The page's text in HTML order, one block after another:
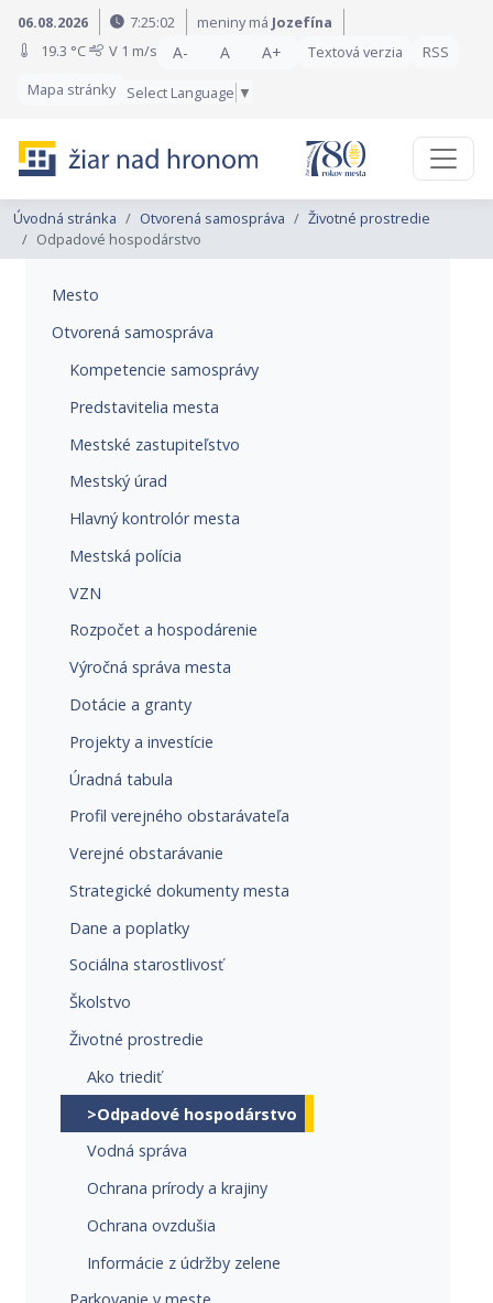
Preskočiť na obsah
Preskočiť na hlavné menu
06.08.2026 7:25:03 meniny má Jozefína
19.3 °C
V 1 m/s A- A A+ Textová verzia
RSS
Mapa stránky
Select Language ▼
Úvodná stránka Otvorená samospráva
Životné prostredie
Odpadové hospodárstvo
Mesto
Otvorená samospráva
Kompetencie samosprávy
Predstavitelia mesta
Mestské zastupiteľstvo
Mestský úrad
Hlavný kontrolór mesta
Mestská polícia
VZN
Rozpočet a hospodárenie
Výročná správa mesta
Dotácie a granty
Projekty a investície
Úradná tabula
Profil verejného obstarávateľa
Verejné obstarávanie
Strategické dokumenty mesta
Dane a poplatky
Sociálna starostlivosť
Školstvo
Životné prostredie
Ako triediť
>Odpadové hospodárstvo
Vodná správa
Ochrana prírody a krajiny
Ochrana ovzdušia
Informácie z údržby zelene